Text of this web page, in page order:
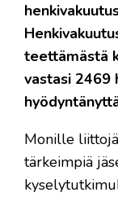
teettämästä
vastasi 2469
Monille
tärkeimpiä